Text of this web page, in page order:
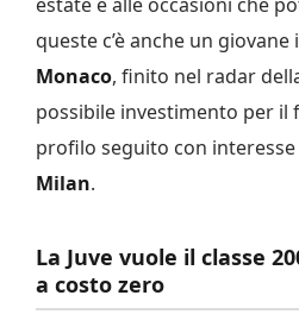
queste c’è anche un giovane
Monaco, finito nel radar
possibile investimento per il
profilo seguito con interesse
Milan.
La Juve vuole il classe
a costo zero